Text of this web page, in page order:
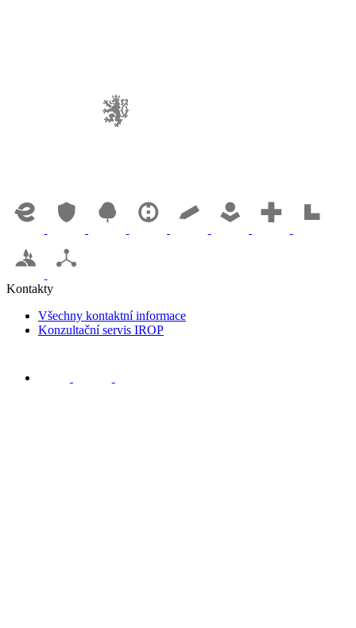
Kontakty
Všechny kontaktní informace
Konzultační servis IROP